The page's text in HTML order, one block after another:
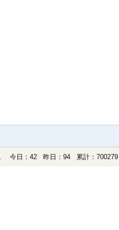
今日：42 昨日：94 累計：700279